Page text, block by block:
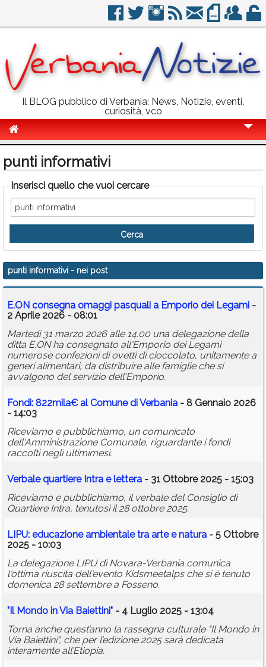
Il BLOG pubblico di Verbania: News, Notizie, eventi,
curiosità, vco
Politica
Sport
Eventi
Info Utili
Rubriche
Calendario
Annunci
punti informativi
Inserisci quello che vuoi cercare
punti informativi - nei post
E.ON consegna omaggi pasquali a Emporio dei Legami -
2 Aprile 2026 - 08:01
Martedì 31 marzo 2026 alle 14.00 una delegazione della
ditta E.ON ha consegnato all'Emporio dei Legami
numerose confezioni di ovetti di cioccolato, unitamente a
generi alimentari, da distribuire alle famiglie che si
avvalgono del servizio dell'Emporio.
Fondi: 822mila€ al Comune di Verbania - 8 Gennaio 2026
- 14:03
Riceviamo e pubblichiamo, un comunicato
dell'Amministrazione Comunale, riguardante i fondi
raccolti negli ultimimesi.
Verbale quartiere Intra e lettera - 31 Ottobre 2025 - 15:03
Riceviamo e pubblichiamo, il verbale del Consiglio di
Quartiere Intra, tenutosi il 28 ottobre 2025.
LIPU: educazione ambientale tra arte e natura - 5 Ottobre
2025 - 10:03
La delegazione LIPU di Novara-Verbania comunica
l'ottima riuscita dell'evento Kidsmeetalps che si è tenuto
domenica 28 settembre a Fosseno.
"Il Mondo in Via Baiettini" - 4 Luglio 2025 - 13:04
Torna anche quest’anno la rassegna culturale "Il Mondo in
Via Baiettini", che per l’edizione 2025 sarà dedicata
interamente all’Etiopia.